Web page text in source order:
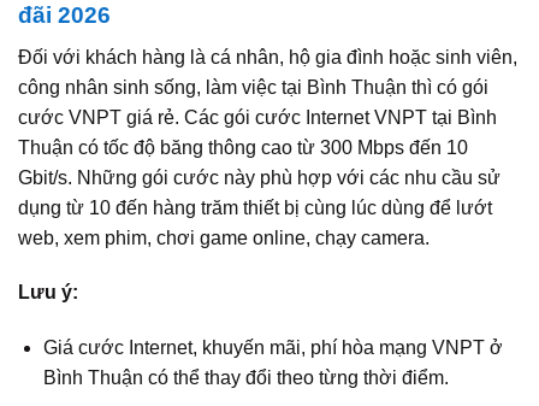
đãi 2026
Đối với khách hàng là cá nhân, hộ gia đình hoặc sinh viên,
công nhân sinh sống, làm việc tại Bình Thuận thì có gói
cước VNPT giá rẻ. Các gói cước Internet VNPT tại Bình
Thuận có tốc độ băng thông cao từ 300 Mbps đến 10
Gbit/s. Những gói cước này phù hợp với các nhu cầu sử
dụng từ 10 đến hàng trăm thiết bị cùng lúc dùng để lướt
web, xem phim, chơi game online, chạy camera.
Lưu ý:
Giá cước Internet, khuyến mãi, phí hòa mạng VNPT ở
Bình Thuận có thể thay đổi theo từng thời điểm.